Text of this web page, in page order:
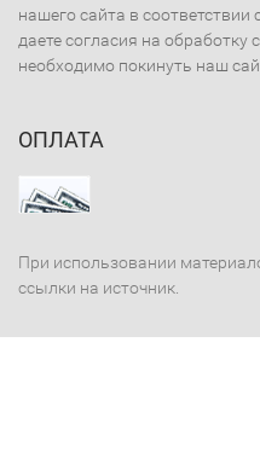
нашего сайта в соответствии
даете согласия на
необходимо покинуть наш
ОПЛАТА
При использовании
ссылки на источник.